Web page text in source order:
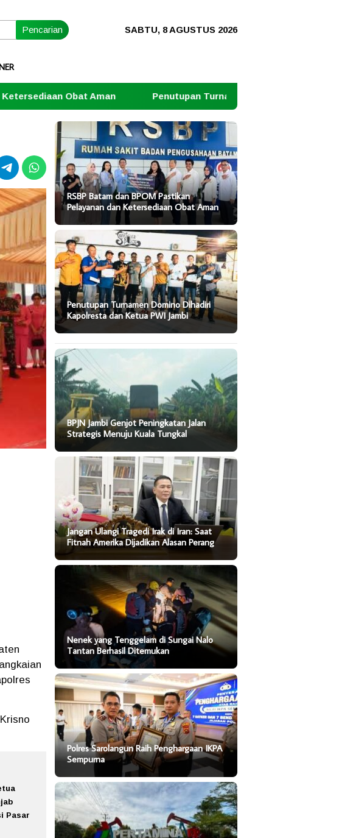
Pencarian SABTU, 8 AGUSTUS 2026
Penutupan Turnamen Domino Dihadiri Kapolresta dan Ketua PWI
Pasar
RSBP Batam dan BPOM Pastikan
Pelayanan dan Ketersediaan Obat Aman
Penutupan Turnamen Domino Dihadiri
Kapolresta dan Ketua PWI Jambi
BPJN Jambi Genjot Peningkatan Jalan
Strategis Menuju Kuala Tungkal
Jangan Ulangi Tragedi Irak di Iran: Saat
Fitnah Amerika Dijadikan Alasan Perang
Nenek yang Tenggelam di Sungai Nalo
Tantan Berhasil Ditemukan
Polres Sarolangun Raih Penghargaan IKPA
Sempurna